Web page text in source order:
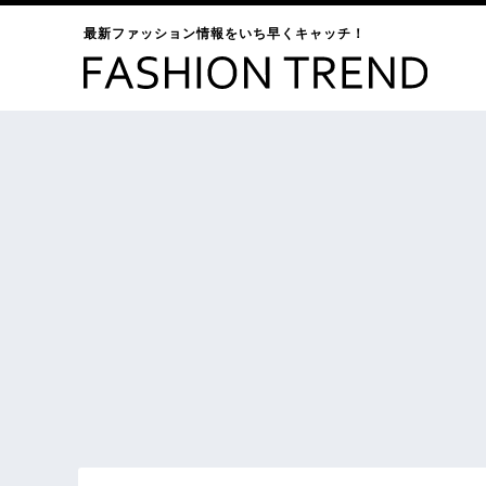
最新ファッション情報をいち早くキャッチ！